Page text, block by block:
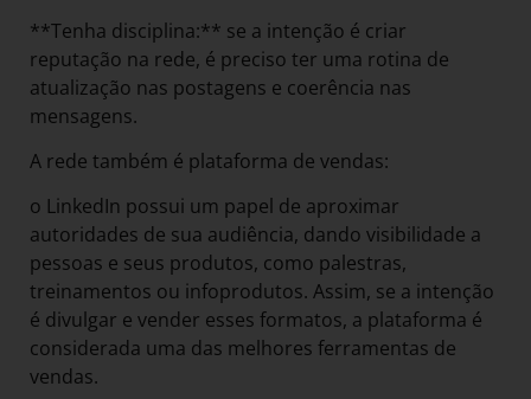
**Tenha disciplina:** se a intenção é criar
reputação na rede, é preciso ter uma rotina de
atualização nas postagens e coerência nas
mensagens.
A rede também é plataforma de vendas:
o LinkedIn possui um papel de aproximar
autoridades de sua audiência, dando visibilidade a
pessoas e seus produtos, como palestras,
treinamentos ou infoprodutos. Assim, se a intenção
é divulgar e vender esses formatos, a plataforma é
considerada uma das melhores ferramentas de
vendas.